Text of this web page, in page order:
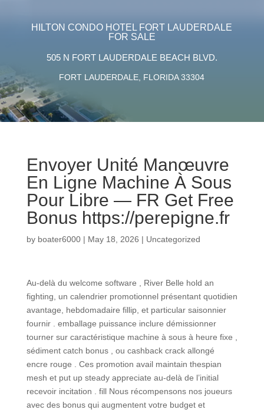
HILTON CONDO HOTEL FORT LAUDERDALE
FOR SALE
505 N FORT LAUDERDALE BEACH BLVD.
FORT LAUDERDALE, FLORIDA 33304
Envoyer Unité Manœuvre
En Ligne Machine À Sous
Pour Libre — FR Get Free
Bonus https://perepigne.fr
by boater6000| May 18, 2026 | Uncategorized
Au-delà du welcome software , River Belle hold an
fighting, un calendrier promotionnel présentant quotidien
avantage, hebdomadaire fillip, et particular saisonnier
fournir . emballage puissance inclure démissionner
tourner sur caractéristique machine à sous à heure fixe ,
sédiment catch bonus , ou cashback crack allongé
encre rouge . Ces promotion avail maintain thespian
mesh et put up steady appreciate au-delà de l’initial
recevoir incitation . fill Nous récompensons nos joueurs
avec des bonus qui augmentent votre budget et